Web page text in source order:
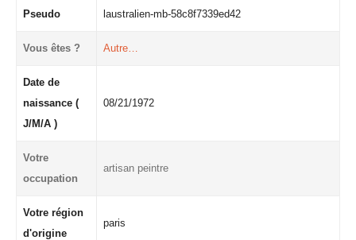
Pseudo laustralien-mb-58c8f7339ed42
Vous êtes ? Autre…
Date de
naissance (
J/M/A )
08/21/1972
Votre
occupation
artisan peintre
Votre région
d'origine
paris